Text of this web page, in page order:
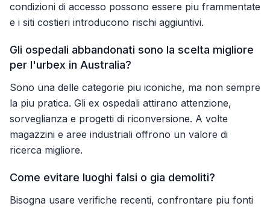
condizioni di accesso possono essere piu frammentate
e i siti costieri introducono rischi aggiuntivi.
Gli ospedali abbandonati sono la scelta migliore
per l'urbex in Australia?
Sono una delle categorie piu iconiche, ma non sempre
la piu pratica. Gli ex ospedali attirano attenzione,
sorveglianza e progetti di riconversione. A volte
magazzini e aree industriali offrono un valore di
ricerca migliore.
Come evitare luoghi falsi o gia demoliti?
Bisogna usare verifiche recenti, confrontare piu fonti